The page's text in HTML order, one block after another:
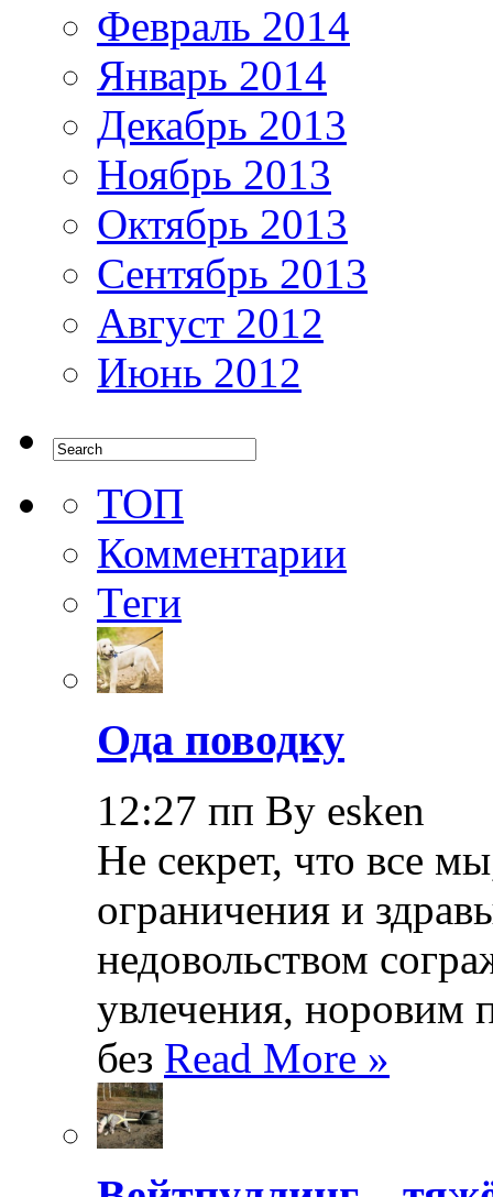
Февраль 2014
Январь 2014
Декабрь 2013
Ноябрь 2013
Октябрь 2013
Сентябрь 2013
Август 2012
Июнь 2012
ТОП
Комментарии
Теги
Ода поводку
12:27 пп By esken
Не секрет, что все
ограничения и
недовольством
увлечения, норовим
без Read More »